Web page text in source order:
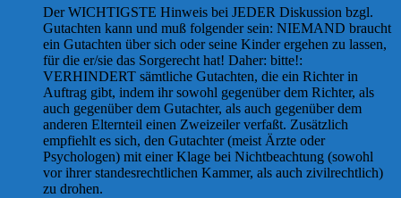
Der WICHTIGSTE Hinweis bei JEDER Diskussion bzgl.
Gutachten kann und muß folgender sein: NIEMAND braucht
ein Gutachten über sich oder seine Kinder ergehen zu lassen,
für die er/sie das Sorgerecht hat! Daher: bitte!:
VERHINDERT sämtliche Gutachten, die ein Richter in
Auftrag gibt, indem ihr sowohl gegenüber dem Richter, als
auch gegenüber dem Gutachter, als auch gegenüber dem
anderen Elternteil einen Zweizeiler verfaßt. Zusätzlich
empfiehlt es sich, den Gutachter (meist Ärzte oder
Psychologen) mit einer Klage bei Nichtbeachtung (sowohl
vor ihrer standesrechtlichen Kammer, als auch zivilrechtlich)
zu drohen.